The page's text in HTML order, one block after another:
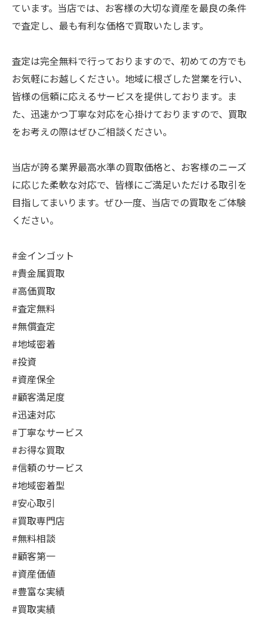
ています。当店では、お客様の大切な資産を最良の条件
で査定し、最も有利な価格で買取いたします。
査定は完全無料で行っておりますので、初めての方でも
お気軽にお越しください。地域に根ざした営業を行い、
皆様の信頼に応えるサービスを提供しております。ま
た、迅速かつ丁寧な対応を心掛けておりますので、買取
をお考えの際はぜひご相談ください。
当店が誇る業界最高水準の買取価格と、お客様のニーズ
に応じた柔軟な対応で、皆様にご満足いただける取引を
目指してまいります。ぜひ一度、当店での買取をご体験
ください。
#金インゴット
#貴金属買取
#高価買取
#査定無料
#無償査定
#地域密着
#投資
#資産保全
#顧客満足度
#迅速対応
#丁寧なサービス
#お得な買取
#信頼のサービス
#地域密着型
#安心取引
#買取専門店
#無料相談
#顧客第一
#資産価値
#豊富な実績
#買取実績